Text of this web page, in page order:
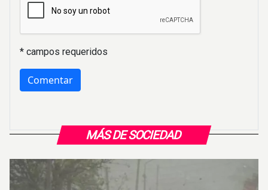
MÁS DE SOCIEDAD
* campos requeridos